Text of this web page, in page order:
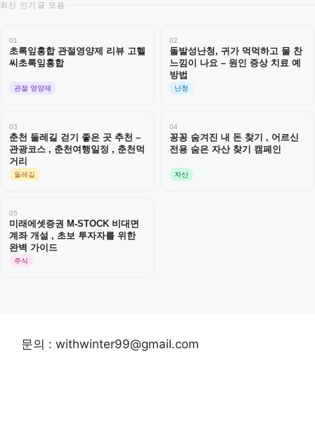
최신 인기글 모음
01
초록잎홍합 관절영양제 리뷰 고헬
씨초록잎홍합
관절 영양제
02
돌발성난청, 귀가 먹먹하고 물 찬
느낌이 나요 – 원인 증상 치료 예
방법
난청
03
춘천 둘레길 걷기 좋은 곳 추천 –
관광코스 , 춘천여행일정 , 춘천먹
거리
둘레길
04
꽁꽁 숨겨진 내 돈 찾기 , 어르신
전용 숨은 자산 찾기 캠페인
자산
05
미래에셋증권 M-STOCK 비대면
계좌 개설 , 초보 투자자를 위한
완벽 가이드
주식
문의 : withwinter99@gmail.com